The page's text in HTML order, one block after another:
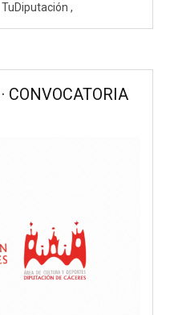
TuDiputación
CONVOCATORIA